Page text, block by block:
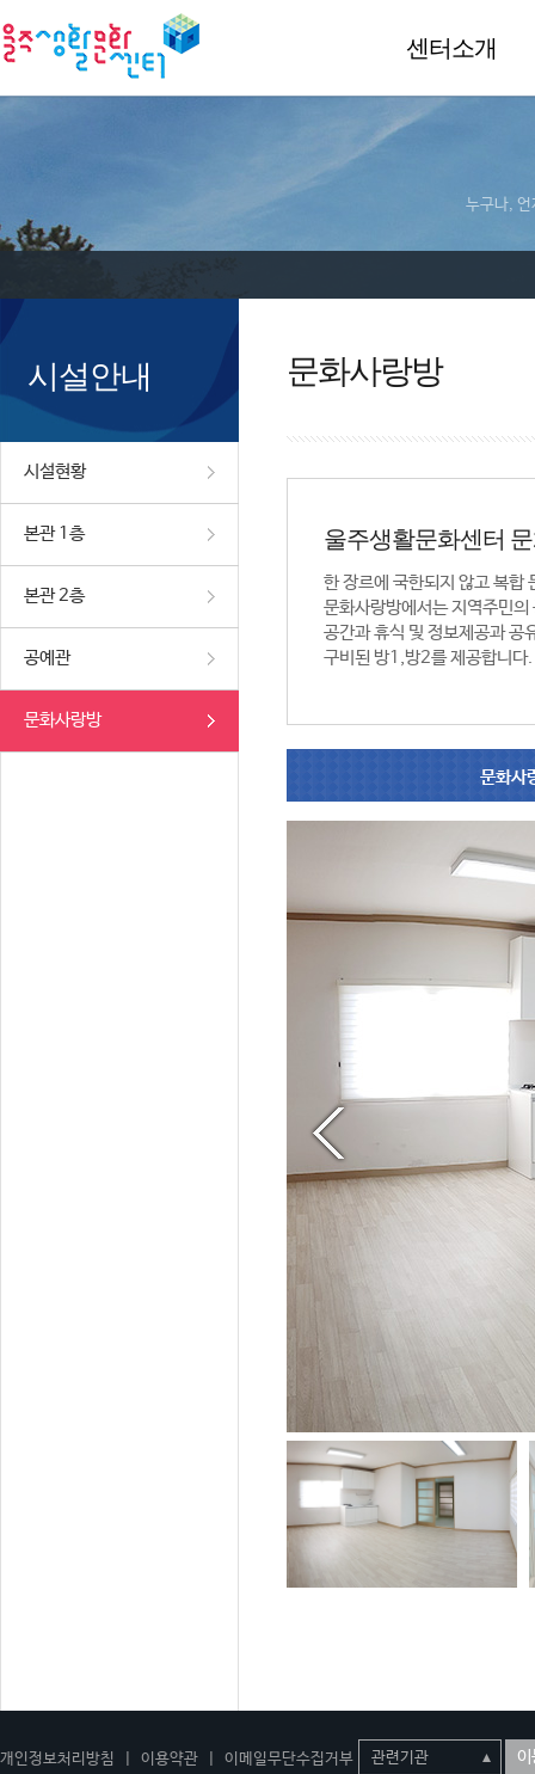
센터소개
누구나, 언
시설안내
시설현황
본관 1층
본관 2층
공예관
문화사랑방
문화사랑방
울주생활문화센터
한 장르에 국한되지 않고 복합
문화사랑방에서는 지역주민
공간과 휴식 및 정보제공과 공
구비된 방1,방2를 제공합니다.
문화사
개인정보처리방침 이용약관 이메일무단수집거부 이